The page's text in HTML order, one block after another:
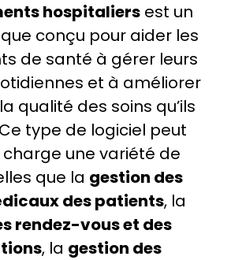
hospitaliers est un
conçu pour aider les
de santé à gérer leurs
et à améliorer
qualité des soins qu’ils
type de logiciel peut
une variété de
que la gestion des
des patients, la
rendez-vous et des
, la gestion des